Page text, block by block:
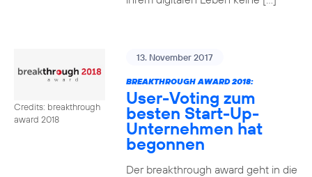
Credits: breakthrough
award 2018
13. November 2017
BREAKTHROUGH AWARD 2018:
User-Voting zum
besten Start-Up-
Unternehmen hat
begonnen
Der breakthrough award geht in die